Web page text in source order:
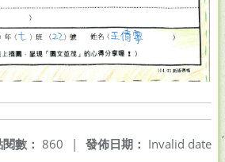
發佈日期： Invalid date
數： 860 |